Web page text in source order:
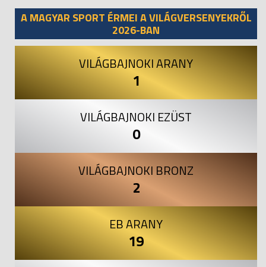
A MAGYAR SPORT ÉRMEI A VILÁGVERSENYEKRŐL
2026-BAN
VILÁGBAJNOKI ARANY
1
VILÁGBAJNOKI EZÜST
0
VILÁGBAJNOKI BRONZ
2
EB ARANY
19